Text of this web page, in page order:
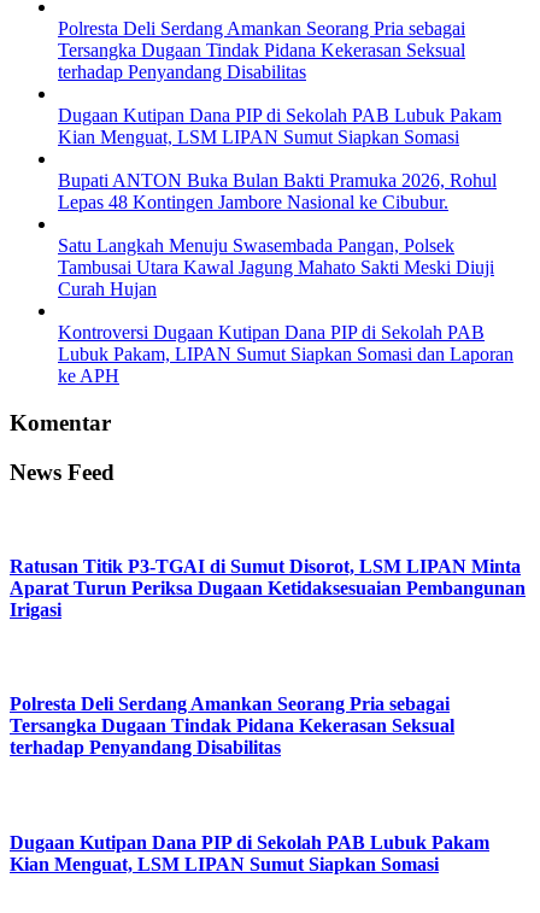
Polresta Deli Serdang Amankan Seorang Pria sebagai
Tersangka Dugaan Tindak Pidana Kekerasan Seksual
terhadap Penyandang Disabilitas
Dugaan Kutipan Dana PIP di Sekolah PAB Lubuk Pakam
Kian Menguat, LSM LIPAN Sumut Siapkan Somasi
Bupati ANTON Buka Bulan Bakti Pramuka 2026, Rohul
Lepas 48 Kontingen Jambore Nasional ke Cibubur.
Satu Langkah Menuju Swasembada Pangan, Polsek
Tambusai Utara Kawal Jagung Mahato Sakti Meski Diuji
Curah Hujan
Kontroversi Dugaan Kutipan Dana PIP di Sekolah PAB
Lubuk Pakam, LIPAN Sumut Siapkan Somasi dan Laporan
ke APH
Komentar
News Feed
Ratusan Titik P3-TGAI di Sumut Disorot, LSM LIPAN Minta
Aparat Turun Periksa Dugaan Ketidaksesuaian Pembangunan
Irigasi
Polresta Deli Serdang Amankan Seorang Pria sebagai
Tersangka Dugaan Tindak Pidana Kekerasan Seksual
terhadap Penyandang Disabilitas
Dugaan Kutipan Dana PIP di Sekolah PAB Lubuk Pakam
Kian Menguat, LSM LIPAN Sumut Siapkan Somasi